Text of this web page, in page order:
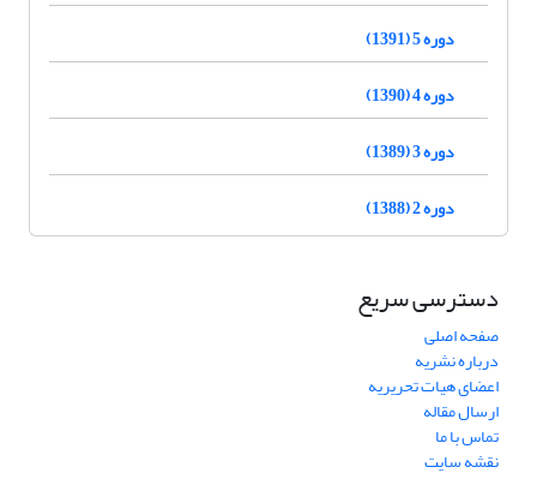
دوره 5 (1391)
دوره 4 (1390)
دوره 3 (1389)
دوره 2 (1388)
دسترسی سریع
صفحه اصلی
درباره نشریه
اعضای هیات تحریریه
ارسال مقاله
تماس با ما
نقشه سایت